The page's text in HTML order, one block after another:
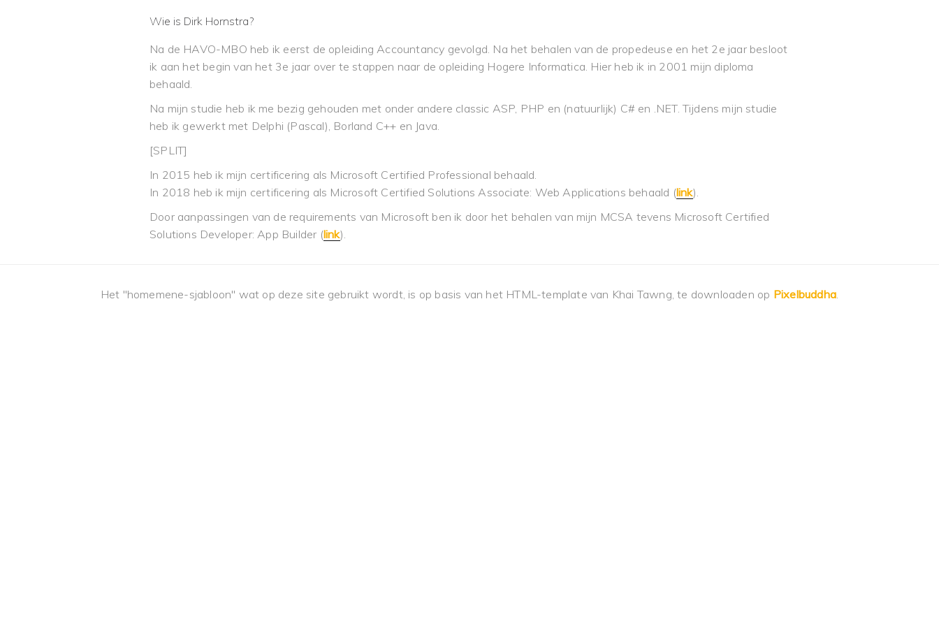
Wie is Dirk Hornstra?
Na de HAVO-MBO heb ik eerst de opleiding Accountancy gevolgd. Na het behalen van de propedeuse en het 2e jaar besloot
ik aan het begin van het 3e jaar over te stappen naar de opleiding Hogere Informatica. Hier heb ik in 2001 mijn diploma
behaald.
Na mijn studie heb ik me bezig gehouden met onder andere classic ASP, PHP en (natuurlijk) C# en .NET. Tijdens mijn studie
heb ik gewerkt met Delphi (Pascal), Borland C++ en Java.
[SPLIT]
In 2015 heb ik mijn certificering als Microsoft Certified Professional behaald.
In 2018 heb ik mijn certificering als Microsoft Certified Solutions Associate: Web Applications behaald (link).
Door aanpassingen van de requirements van Microsoft ben ik door het behalen van mijn MCSA tevens Microsoft Certified
Solutions Developer: App Builder (link).
Het "homemene-sjabloon" wat op deze site gebruikt wordt, is op basis van het HTML-template van Khai Tawng, te downloaden op Pixelbuddha.